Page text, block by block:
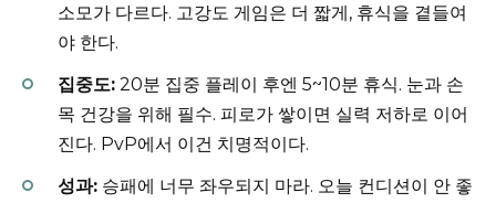
소모가 다르다. 고강도 게임은 더 짧게, 휴식을 곁들여
야 한다.
집중도: 20분 집중 플레이 후엔 5~10분 휴식. 눈과 손
목 건강을 위해 필수. 피로가 쌓이면 실력 저하로 이어
진다. PvP에서 이건 치명적이다.
성과: 승패에 너무 좌우되지 마라. 오늘 컨디션이 안 좋